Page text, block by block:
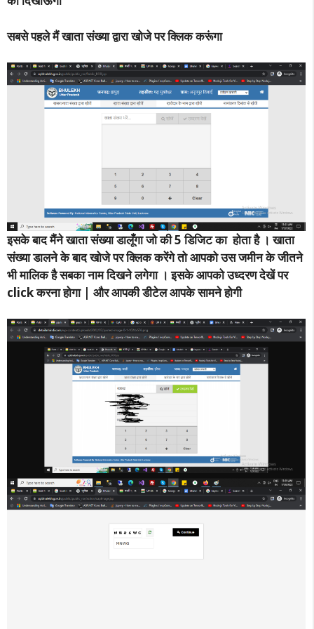
सबसे पहले मैं खाता संख्या द्वारा खोजे पर क्लिक करूंगा
इसके बाद मैंने खाता संख्या डालूँगा जो की 5 डिजिट का होता है । खाता
संख्या डालने के बाद खोजे पर क्लिक करेंगे तो आपको उस जमीन के जीतने
भी मालिक है सबका नाम दिखने लगेगा । इसके आपको उध्दरण देखें पर
click करना होगा | और आपकी डीटेल आपके सामने होगी